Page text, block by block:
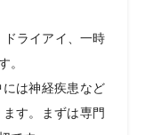
ドライアイ、一時
。
は神経疾患など
す。まずは専門